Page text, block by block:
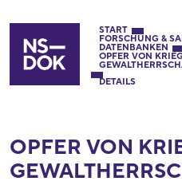
START
FORSCHUNG &
DATENBANKEN
OPFER VON
DETAILS
OPFER VON